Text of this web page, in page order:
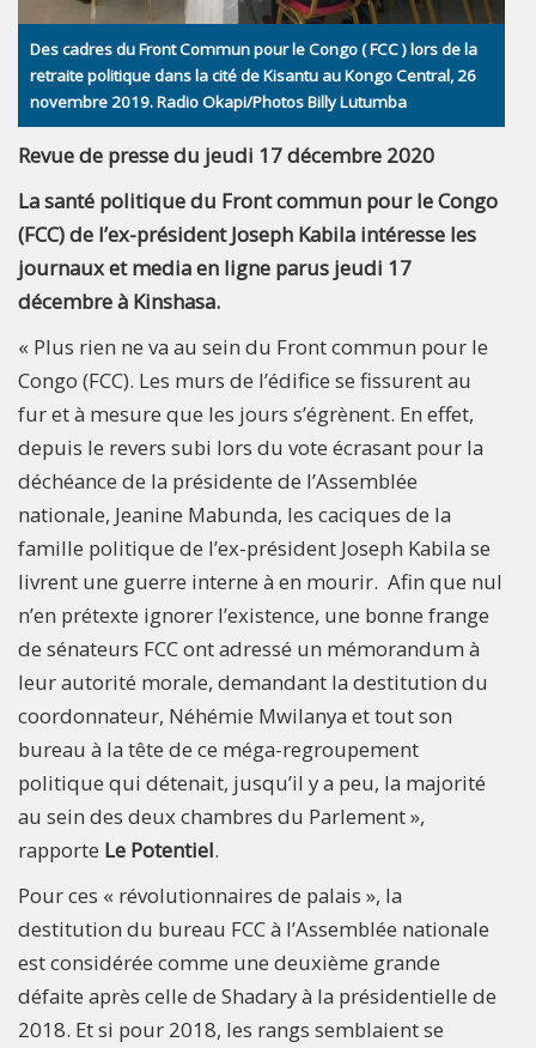
Des cadres du Front Commun pour le Congo ( FCC ) lors de la
retraite politique dans la cité de Kisantu au Kongo Central, 26
novembre 2019. Radio Okapi/Photos Billy Lutumba
Revue de presse du jeudi 17 décembre 2020
La santé politique du Front commun pour le Congo
(FCC) de l’ex-président Joseph Kabila intéresse les
journaux et media en ligne parus jeudi 17
décembre à Kinshasa.
« Plus rien ne va au sein du Front commun pour le
Congo (FCC). Les murs de l’édifice se fissurent au
fur et à mesure que les jours s’égrènent. En effet,
depuis le revers subi lors du vote écrasant pour la
déchéance de la présidente de l’Assemblée
nationale, Jeanine Mabunda, les caciques de la
famille politique de l’ex-président Joseph Kabila se
livrent une guerre interne à en mourir. Afin que nul
n’en prétexte ignorer l’existence, une bonne frange
de sénateurs FCC ont adressé un mémorandum à
leur autorité morale, demandant la destitution du
coordonnateur, Néhémie Mwilanya et tout son
bureau à la tête de ce méga-regroupement
politique qui détenait, jusqu’il y a peu, la majorité
au sein des deux chambres du Parlement »,
rapporte Le Potentiel.
Pour ces « révolutionnaires de palais », la
destitution du bureau FCC à l’Assemblée nationale
est considérée comme une deuxième grande
défaite après celle de Shadary à la présidentielle de
2018. Et si pour 2018, les rangs semblaient se